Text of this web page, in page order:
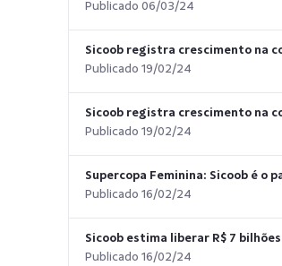
Publicado 06/03/24
Sicoob registra crescimento na
Publicado 19/02/24
Sicoob registra crescimento na
Publicado 19/02/24
Supercopa Feminina: Sicoob é o
Publicado 16/02/24
Sicoob estima liberar R$ 7
Publicado 16/02/24